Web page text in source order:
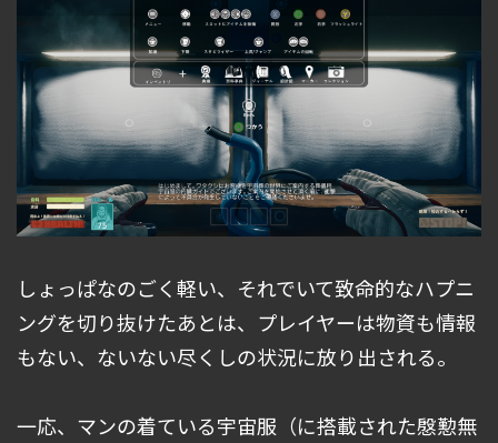
しょっぱなのごく軽い、それでいて致命的なハプニ
ングを切り抜けたあとは、プレイヤーは物資も情報
もない、ないない尽くしの状況に放り出される。
一応、マンの着ている宇宙服（に搭載された慇懃無